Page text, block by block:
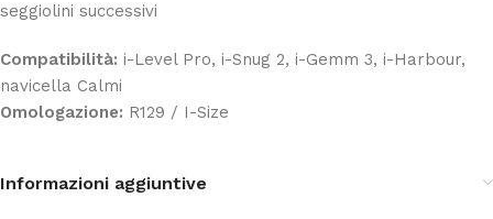
seggiolini successivi
Compatibilità: i-Level Pro, i-Snug 2, i-Gemm 3, i-Harbour,
navicella Calmi
Omologazione: R129 / I-Size
Informazioni aggiuntive